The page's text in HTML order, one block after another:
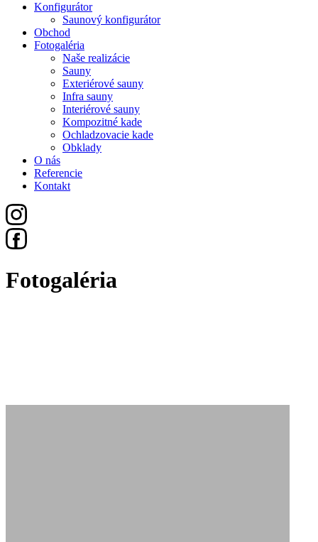
Konfigurátor
Saunový konfigurátor
Obchod
Fotogaléria
Naše realizácie
Sauny
Exteriérové sauny
Infra sauny
Interiérové sauny
Kompozitné kade
Ochladzovacie kade
Obklady
O nás
Referencie
Kontakt
Fotogaléria